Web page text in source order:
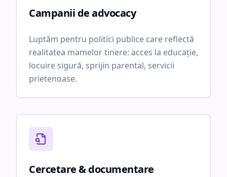
Campanii de advocacy
Luptăm pentru politici publice care reflectă
realitatea mamelor tinere: acces la educație,
locuire sigură, sprijin parental, servicii
prietenoase.
Cercetare & documentare